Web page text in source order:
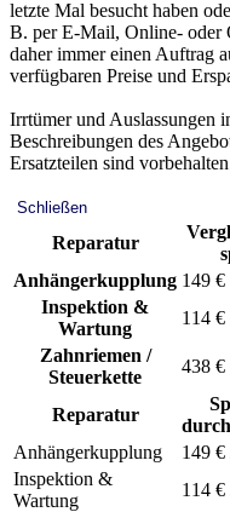
letzte Mal besucht haben
B. per E-Mail, Online- oder
daher immer einen Auftrag
verfügbaren Preise und
Irrtümer und Auslassungen
Beschreibungen des
Ersatzteilen sind
Schließen
Reparatur
Anhängerkupplung 149 €
Inspektion &
Wartung
114 €
Zahnriemen /
Steuerkette
438 €
Reparatur
Anhängerkupplung
149 €
Inspektion &
Wartung
114 €